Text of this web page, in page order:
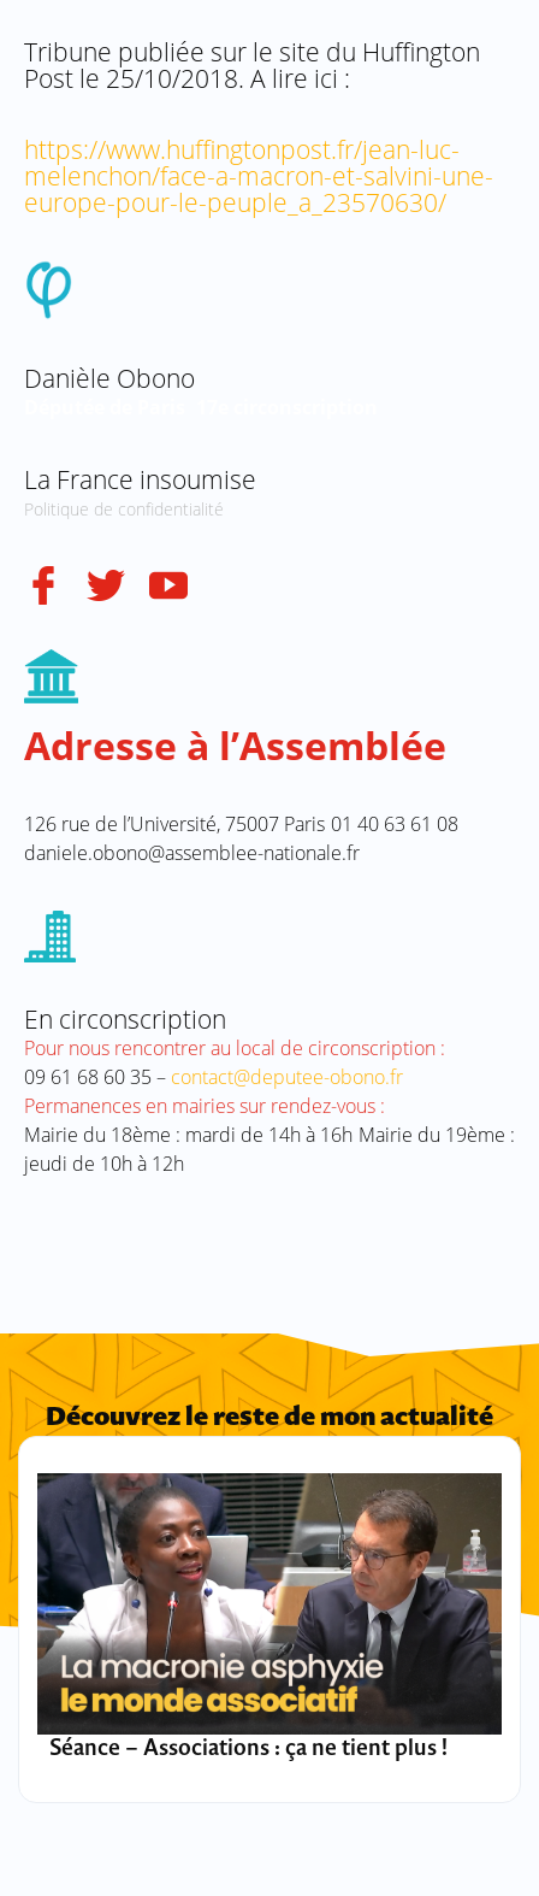
Tribune publiée sur le site du Huffington
Post le 25/10/2018. A lire ici :
https://www.huffingtonpost.fr/jean-luc-
melenchon/face-a-macron-et-salvini-une-
europe-pour-le-peuple_a_23570630/
Danièle Obono
La France insoumise
Politique de confidentialité
Adresse à l’Assemblée
126 rue de l’Université, 75007 Paris 01 40 63 61 08
daniele.obono@assemblee-nationale.fr
En circonscription
Pour nous rencontrer au local de circonscription :
09 61 68 60 35 – contact@deputee-obono.fr
Permanences en mairies sur rendez-vous :
Mairie du 18ème : mardi de 14h à 16h Mairie du 19ème :
jeudi de 10h à 12h
Découvrez le reste de mon actualité
Séance – Associations : ça ne tient plus !